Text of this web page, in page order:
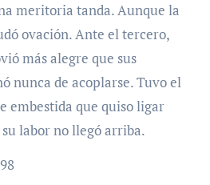
meritoria tanda. Aunque la
ovación. Ante el tercero,
más alegre que sus
nunca de acoplarse. Tuvo el
embestida que quiso ligar
labor no llegó arriba.